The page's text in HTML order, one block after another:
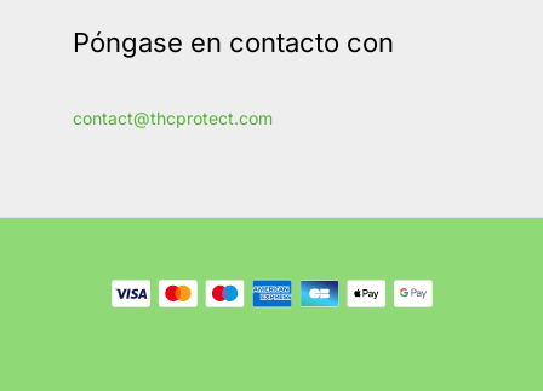
Póngase en contacto con
contact@thcprotect.com